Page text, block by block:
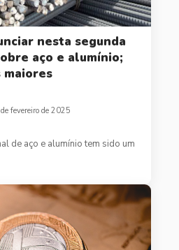
nesta segunda
aço e alumínio;
maiores
fevereiro de 2025
de aço e alumínio tem sido um